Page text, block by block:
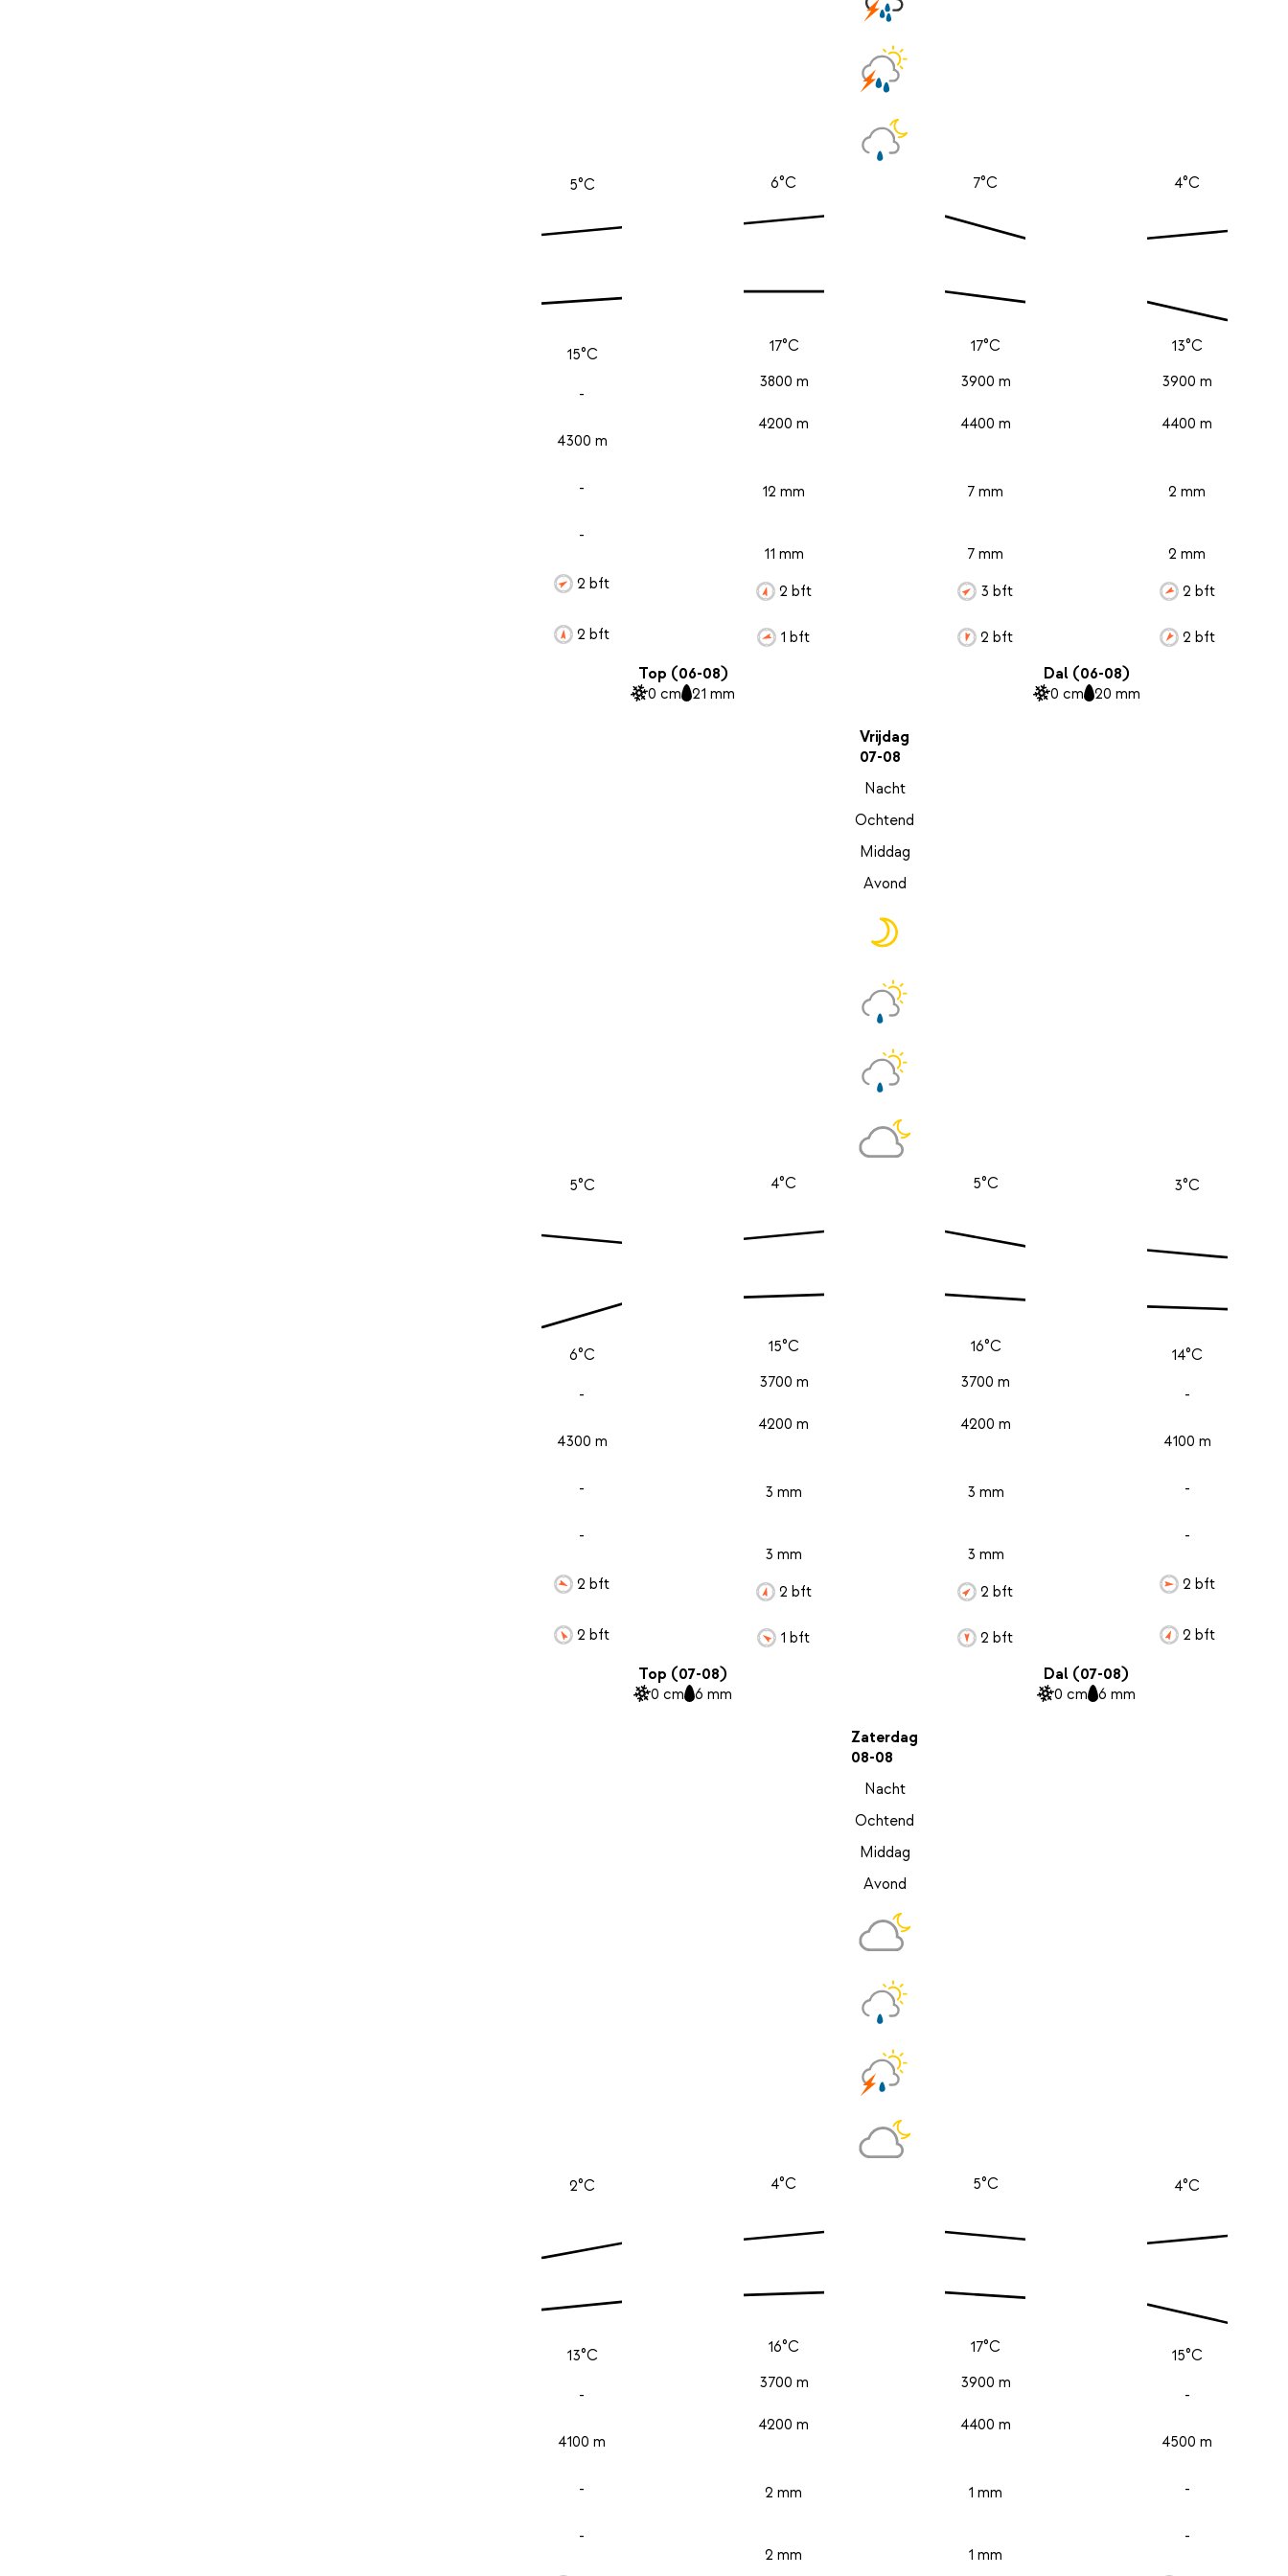
5°C
15°C
-
4300 m
-
-
2 bft
2 bft
6°C
17°C
3800 m
4200 m
12 mm
11 mm
2 bft
1 bft
7°C
17°C
3900 m
4400 m
7 mm
7 mm
3 bft
2 bft
4°C
13°C
3900 m
4400 m
2 mm
2 mm
2 bft
2 bft
Top (06-08)
0 cm 21 mm
Dal (06-08)
0 cm 20 mm
Vrijdag
07-08
Nacht
Ochtend
Middag
Avond
5°C
6°C
-
4300 m
-
-
2 bft
2 bft
4°C
15°C
3700 m
4200 m
3 mm
3 mm
2 bft
1 bft
5°C
16°C
3700 m
4200 m
3 mm
3 mm
2 bft
2 bft
3°C
14°C
-
4100 m
-
-
2 bft
2 bft
Top (07-08)
0 cm 6 mm
Dal (07-08)
0 cm 6 mm
Zaterdag
08-08
Nacht
Ochtend
Middag
Avond
2°C
13°C
-
4100 m
-
-
4°C
16°C
3700 m
4200 m
2 mm
2 mm
5°C
17°C
3900 m
4400 m
1 mm
1 mm
4°C
15°C
-
4500 m
-
-